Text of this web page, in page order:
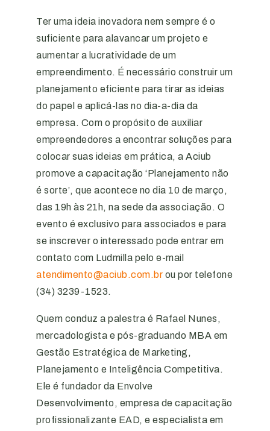
Ter uma ideia inovadora nem sempre é o
suficiente para alavancar um projeto e
aumentar a lucratividade de um
empreendimento. É necessário construir um
planejamento eficiente para tirar as ideias
do papel e aplicá-las no dia-a-dia da
empresa. Com o propósito de auxiliar
empreendedores a encontrar soluções para
colocar suas ideias em prática, a Aciub
promove a capacitação ‘Planejamento não
é sorte’, que acontece no dia 10 de março,
das 19h às 21h, na sede da associação. O
evento é exclusivo para associados e para
se inscrever o interessado pode entrar em
contato com Ludmilla pelo e-mail
atendimento@aciub.com.br ou por telefone
(34) 3239-1523.
Quem conduz a palestra é Rafael Nunes,
mercadologista e pós-graduando MBA em
Gestão Estratégica de Marketing,
Planejamento e Inteligência Competitiva.
Ele é fundador da Envolve
Desenvolvimento, empresa de capacitação
profissionalizante EAD, e especialista em